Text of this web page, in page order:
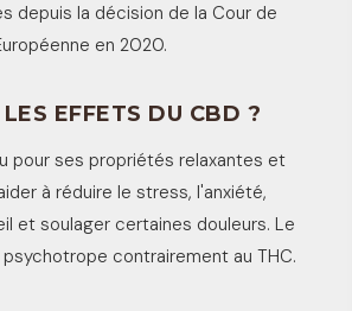
depuis la décision de la Cour de
en 2020.
EFFETS DU CBD ?
pour ses propriétés relaxantes et
à réduire le stress, l'anxiété,
et soulager certaines douleurs. Le
contrairement au THC.